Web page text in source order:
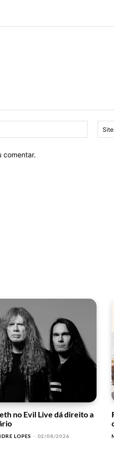
mail:*
comentar.
no Evil Live dá direito a
LOPES - 02/08/2026